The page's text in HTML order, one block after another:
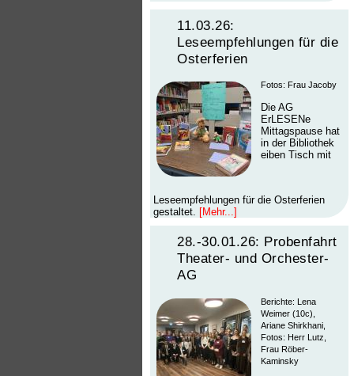
11.03.26:
Leseempfehlungen für die
Osterferien
Fotos: Frau Jacoby
Die AG
ErLESENe
Mittagspause hat
in der Bibliothek
eiben Tisch mit
Leseempfehlungen für die Osterferien
gestaltet. [Mehr...]
28.-30.01.26: Probenfahrt
Theater- und Orchester-
AG
Berichte: Lena
Weimer (10c),
Ariane Shirkhani,
Fotos: Herr Lutz,
Frau Röber-
Kaminsky